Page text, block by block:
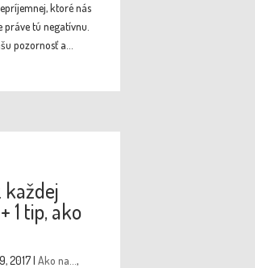
ktoré nás
tú negatívnu.
pozornosť a...
každej
1 tip, ako
2017|Ako na...,